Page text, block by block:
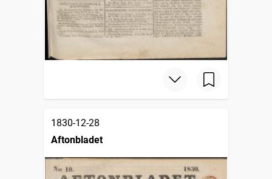
1830-12-28
Aftonbladet